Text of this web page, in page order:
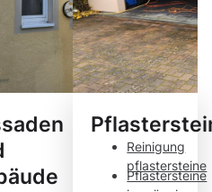
Reinigung
pflastersteine
Pflastersteine